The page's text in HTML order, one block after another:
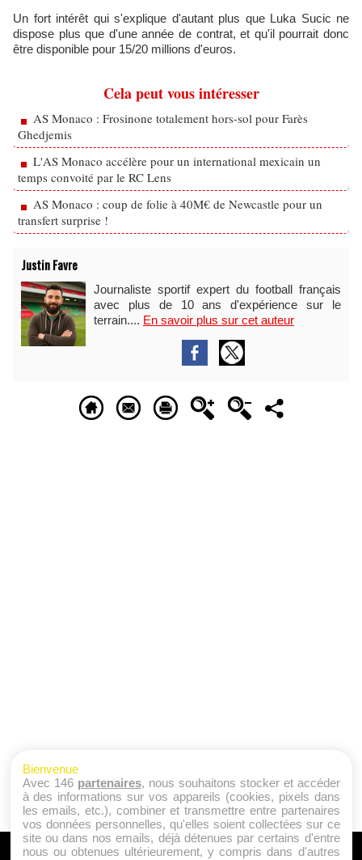
Un fort intérêt qui s'explique d'autant plus que Luka Sucic ne
dispose plus que d'une année de contrat, et qu'il pourrait donc
être disponible pour 15/20 millions d'euros.
Cela peut vous intéresser
AS Monaco : Frosinone totalement hors-sol pour Farès
Ghedjemis
L'AS Monaco accélère pour un international mexicain un
temps convoité par le RC Lens
AS Monaco : coup de folie à 40M€ de Newcastle pour un
transfert surprise !
Justin Favre
Journaliste sportif expert du football français
avec plus de 10 ans d'expérience sur le
terrain.... En savoir plus sur cet auteur
Bienvenue
Avec 146 partenaires, nous souhaitons stocker et accéder
à des informations sur vos appareils (cookies, pixels dans
les emails, etc.), combiner et transmettre entre partenaires
vos données personnelles, qu'elles soient collectées sur ce
site ou dans nos emails, déjà détenues par certains d'entre
nous ou obtenues ultérieurement, y compris dans d'autres